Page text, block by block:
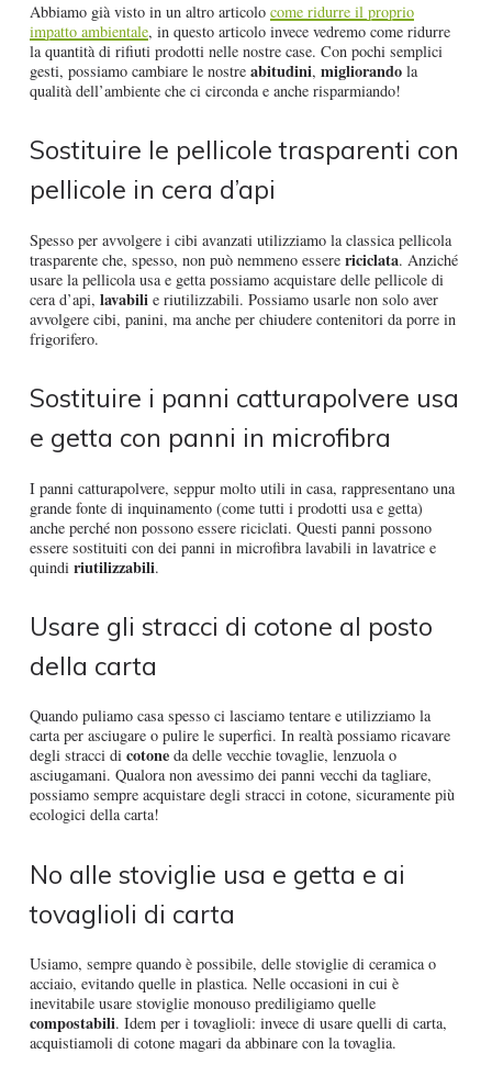
Abbiamo già visto in un altro articolocome ridurre il proprio
impatto ambientale, in questo articolo invece vedremo come ridurre
la quantità di rifiuti prodotti nelle nostre case. Con pochi semplici
gesti, possiamo cambiare le nostreabitudini,migliorando la
qualità dell’ambiente che ci circonda e anche risparmiando!
Sostituire le pellicole trasparenti con
pellicole in cera d’api
Spesso per avvolgere i cibi avanzati utilizziamo la classica pellicola
trasparente che, spesso, non può nemmeno esserericiclata. Anziché
usare la pellicola usa e getta possiamo acquistare delle pellicole di
cera d’api,lavabili e riutilizzabili. Possiamo usarle non solo aver
avvolgere cibi, panini, ma anche per chiudere contenitori da porre in
frigorifero.
Sostituire i panni catturapolvere usa
e getta con panni in microfibra
I panni catturapolvere, seppur molto utili in casa, rappresentano una
grande fonte di inquinamento (come tutti i prodotti usa e getta)
anche perché non possono essere riciclati. Questi panni possono
essere sostituiti con dei panni in microfibra lavabili in lavatrice e
quindiriutilizzabili.
Usare gli stracci di cotone al posto
della carta
Quando puliamo casa spesso ci lasciamo tentare e utilizziamo la
carta per asciugare o pulire le superfici. In realtà possiamo ricavare
degli stracci dicotone da delle vecchie tovaglie, lenzuola o
asciugamani. Qualora non avessimo dei panni vecchi da tagliare,
possiamo sempre acquistare degli stracci in cotone, sicuramente più
ecologici della carta!
No alle stoviglie usa e getta e ai
tovaglioli di carta
Usiamo, sempre quando è possibile, delle stoviglie di ceramica o
acciaio, evitando quelle in plastica. Nelle occasioni in cui è
inevitabile usare stoviglie monouso prediligiamo quelle
compostabili. Idem per i tovaglioli: invece di usare quelli di carta,
acquistiamoli di cotone magari da abbinare con la tovaglia.